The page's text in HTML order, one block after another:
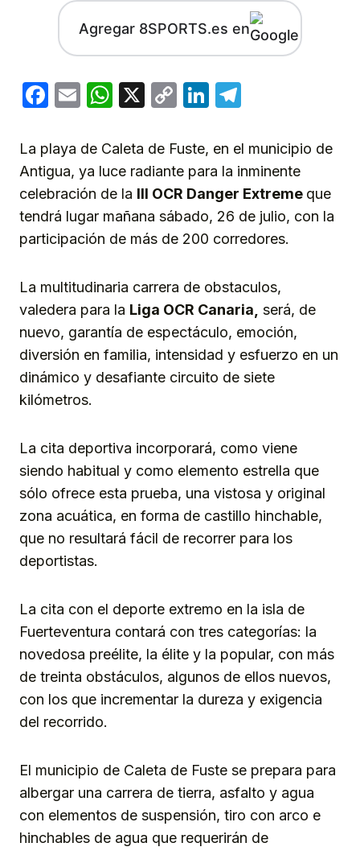
Agregar 8SPORTS.es en
Facebook
EmailWhatsApp
X
CopyLinkedIn
La playa de Caleta de Fuste, en el municipio de
Antigua, ya luce radiante para la inminente
celebración de la III OCR Danger Extreme que
tendrá lugar mañana sábado, 26 de julio, con la
participación de más de 200 corredores.
La multitudinaria carrera de obstaculos,
valedera para la Liga OCR Canaria, será, de
nuevo, garantía de espectáculo, emoción,
diversión en familia, intensidad y esfuerzo en un
dinámico y desafiante circuito de siete
kilómetros.
La cita deportiva incorporará, como viene
siendo habitual y como elemento estrella que
sólo ofrece esta prueba, una vistosa y original
zona acuática, en forma de castillo hinchable,
que no resultará fácil de recorrer para los
deportistas.
La cita con el deporte extremo en la isla de
Fuerteventura contará con tres categorías: la
novedosa preélite, la élite y la popular, con más
de treinta obstáculos, algunos de ellos nuevos,
con los que incrementar la dureza y exigencia
del recorrido.
El municipio de Caleta de Fuste se prepara para
albergar una carrera de tierra, asfalto y agua
con elementos de suspensión, tiro con arco e
hinchables de agua que requerirán de